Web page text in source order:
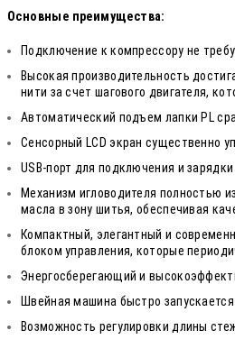
Основные преимущества:
Подключение к компрессору не
Высокая производительность
нити за счет шагового двигателя,
Автоматический подъем лапки PL
Сенсорный LСD экран существенно
USB-порт для подключения и
Механизм игловодителя полностью
масла в зону шитья, обеспечивая
Компактный, элегантный и
блоком управления, которые
Энергосберегающий и
Швейная машина быстро
Возможность регулировки длины